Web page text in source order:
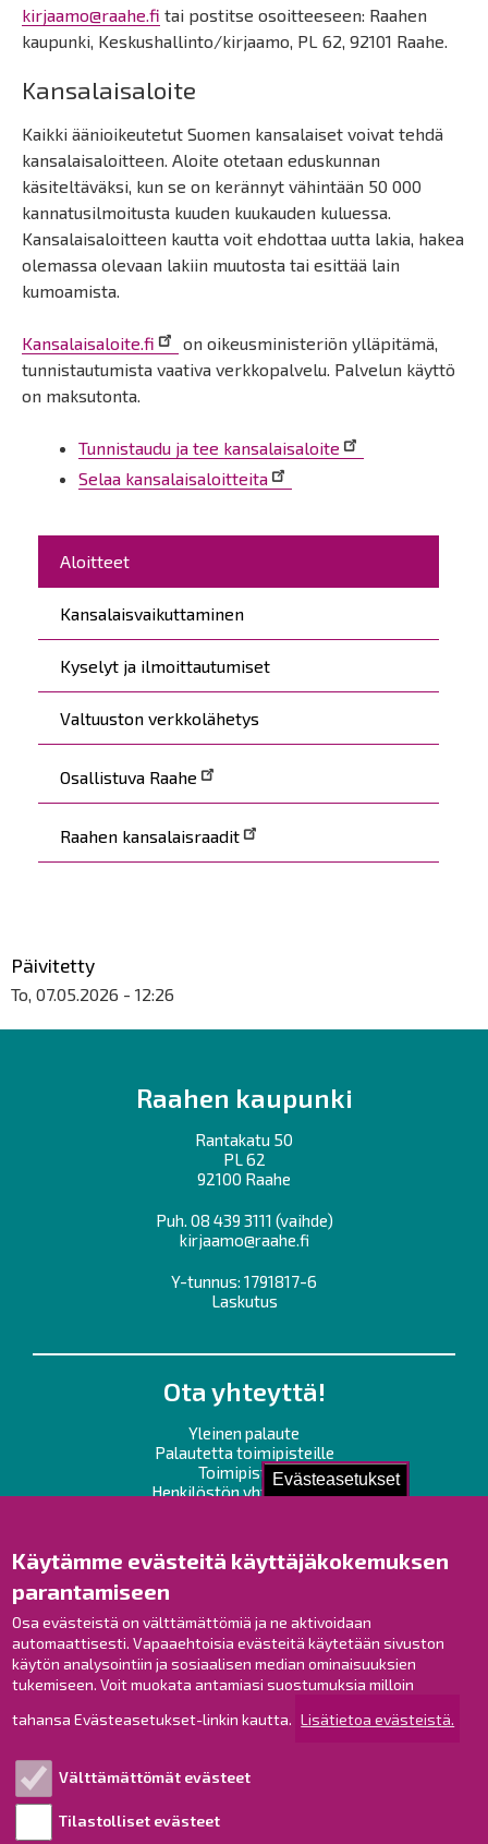
Evästeasetukset
Käytämme evästeitä käyttäjäkokemuksen
parantamiseen
Osa evästeistä on välttämättömiä ja ne aktivoidaan
automaattisesti. Vapaaehtoisia evästeitä käytetään sivuston
käytön analysointiin ja sosiaalisen median ominaisuuksien
tukemiseen. Voit muokata antamiasi suostumuksia milloin
tahansa Evästeasetukset-linkin kautta. Lisätietoa evästeistä.
Välttämättömät evästeet
Tilastolliset evästeet
Päävalikko
Aloitteet
Kansalaisvaikuttaminen
Kyselyt ja ilmoittautumiset
Valtuuston verkkolähetys
Osallistuva Raahe
Raahen kansalaisraadit
kirjaamo@raahe.fi tai postitse osoitteeseen: Raahen
kaupunki, Keskushallinto/kirjaamo, PL 62, 92101 Raahe.
Kansalaisaloite
Kaikki äänioikeutetut Suomen kansalaiset voivat tehdä
kansalaisaloitteen. Aloite otetaan eduskunnan
käsiteltäväksi, kun se on kerännyt vähintään 50 000
kannatusilmoitusta kuuden kuukauden kuluessa.
Kansalaisaloitteen kautta voit ehdottaa uutta lakia, hakea
olemassa olevaan lakiin muutosta tai esittää lain
kumoamista.
Kansalaisaloite.fi
on oikeusministeriön ylläpitämä,
tunnistautumista vaativa verkkopalvelu. Palvelun käyttö
on maksutonta.
Tunnistaudu ja tee kansalaisaloite
Selaa kansalaisaloitteita
Päivitetty
To, 07.05.2026 - 12:26
Raahen kaupunki
Rantakatu 50
PL 62
92100 Raahe
Puh. 08 439 3111 (vaihde)
kirjaamo@raahe.fi
Y-tunnus: 1791817-6
Laskutus
Ota yhteyttä!
Yleinen palaute
Palautetta toimipisteille
Toimipisteet
Henkilöstön yhteystiedot
Raahe Facebookissa
Raahe Instagramissa
Raahe LinkedInissä
Raahe YouTubessa
Esityslistat ja pöytäkirjat
Viranhaltijapäätökset